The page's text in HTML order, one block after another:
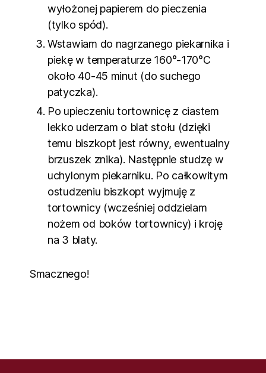
wyłożonej papierem do pieczenia
(tylko spód).
Wstawiam do nagrzanego piekarnika i
piekę w temperaturze 160°-170°C
około 40-45 minut (do suchego
patyczka).
Po upieczeniu tortownicę z ciastem
lekko uderzam o blat stołu (dzięki
temu biszkopt jest równy, ewentualny
brzuszek znika). Następnie studzę w
uchylonym piekarniku. Po całkowitym
ostudzeniu biszkopt wyjmuję z
tortownicy (wcześniej oddzielam
nożem od boków tortownicy) i kroję
na 3 blaty.
Smacznego!